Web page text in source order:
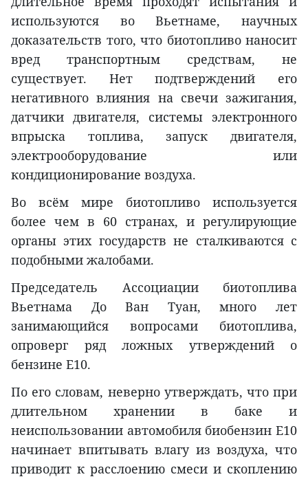
используются во Вьетнаме, научных
доказательств того, что биотопливо наносит
вред транспортным средствам, не
существует. Нет подтверждений его
негативного влияния на свечи зажигания,
датчики двигателя, системы электронного
впрыска топлива, запуск двигателя,
электрооборудование или
кондиционирование воздуха.
Во всём мире биотопливо используется
более чем в 60 странах, и регулирующие
органы этих государств не сталкиваются с
подобными жалобами.
Председатель Ассоциации биотоплива
Вьетнама До Ван Туан, много лет
занимающийся вопросами биотоплива,
опроверг ряд ложных утверждений о
бензине E10.
По его словам, неверно утверждать, что при
длительном хранении в баке и
неиспользовании автомобиля биобензин E10
начинает впитывать влагу из воздуха, что
приводит к расслоению смеси и скоплению